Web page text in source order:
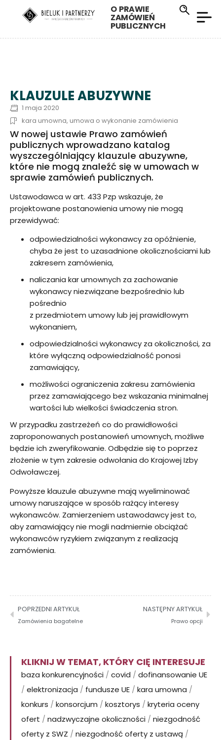
O PRAWIE
ZAMÓWIEŃ
PUBLICZNYCH
KLAUZULE ABUZYWNE
1 maja 2020
kara umowna, umowa o wykonanie zamówienia
W nowej ustawie Prawo zamówień
publicznych wprowadzano katalog
wyszczególniający klauzule abuzywne,
które nie mogą znaleźć się w umowach w
sprawie zamówień publicznych.
Ustawodawca w art. 433 Pzp wskazuje, że
projektowane postanowienia umowy nie mogą
przewidywać:
odpowiedzialności wykonawcy za opóźnienie,
chyba że jest to uzasadnione okolicznościami lub
zakresem zamówienia,
naliczania kar umownych za zachowanie
wykonawcy niezwiązane bezpośrednio lub
pośrednio
z przedmiotem umowy lub jej prawidłowym
wykonaniem,
odpowiedzialności wykonawcy za okoliczności, za
które wyłączną odpowiedzialność ponosi
zamawiający,
możliwości ograniczenia zakresu zamówienia
przez zamawiającego bez wskazania minimalnej
wartości lub wielkości świadczenia stron.
W przypadku zastrzeżeń co do prawidłowości
zaproponowanych postanowień umownych, możliwe
będzie ich zweryfikowanie. Odbędzie się to poprzez
złożenie w tym zakresie odwołania do Krajowej Izby
Odwoławczej.
Powyższe klauzule abuzywne mają wyeliminować
umowy naruszające w sposób rażący interesy
wykonawców. Zamierzeniem ustawodawcy jest to,
aby zamawiający nie mogli nadmiernie obciążać
wykonawców ryzykiem związanym z realizacją
zamówienia.
POPRZEDNI ARTYKUŁ
Zamówienia bagatelne
NASTĘPNY ARTYKUŁ
Prawo opcji
KLIKNIJ W TEMAT, KTÓRY CIĘ INTERESUJE
baza konkurencyjności / covid / dofinansowanie UE
/ elektronizacja / fundusze UE / kara umowna /
konkurs / konsorcjum / kosztorys / kryteria oceny
ofert / nadzwyczajne okoliczności / niezgodność
oferty z SWZ / niezgodność oferty z ustawą /